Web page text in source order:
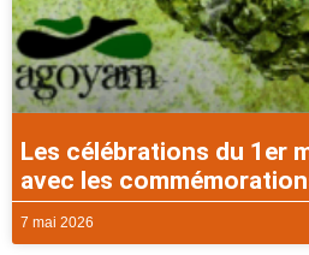
Les célébrations du 1er
avec les
7 mai 2026